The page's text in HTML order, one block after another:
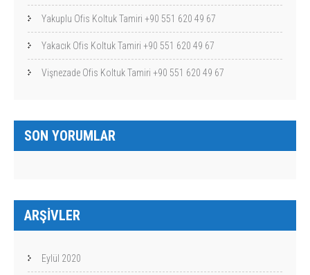
Yakuplu Ofis Koltuk Tamiri +90 551 620 49 67
Yakacık Ofis Koltuk Tamiri +90 551 620 49 67
Vişnezade Ofis Koltuk Tamiri +90 551 620 49 67
SON YORUMLAR
ARŞIVLER
Eylül 2020